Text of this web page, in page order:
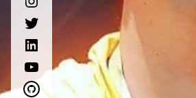
twitter
linkedin
youtube
github